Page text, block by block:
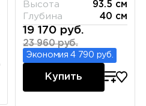
Высота
93.5 см
Глубина
40 см
19 170 руб.
23 960 руб.
Экономия 4 790 руб.
Купить